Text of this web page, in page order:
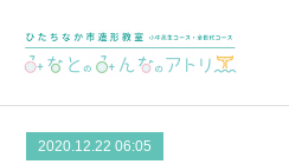
2020.12.22 06:05